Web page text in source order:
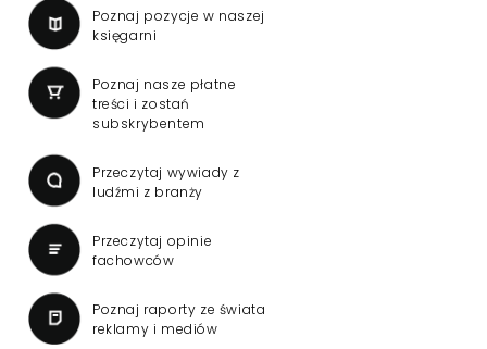
Poznaj pozycje w naszej
księgarni
Poznaj nasze płatne
treści i zostań
subskrybentem
Przeczytaj wywiady z
ludźmi z branży
Przeczytaj opinie
fachowców
Poznaj raporty ze świata
reklamy i mediów